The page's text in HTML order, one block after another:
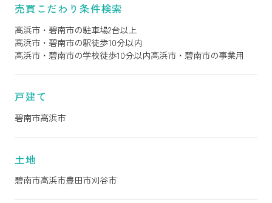
売買こだわり条件検索
高浜市・碧南市の駐車場2台以上
高浜市・碧南市の駅徒歩10分以内
高浜市・碧南市の学校徒歩10分以内高浜市・碧南市の事業用
戸建て
碧南市高浜市
土地
碧南市高浜市豊田市刈谷市